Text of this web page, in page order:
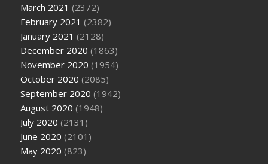
March 2021 (2372)
February 2021 (2382)
January 2021 (2128)
December 2020 (1863)
November 2020 (1954)
October 2020 (2085)
September 2020 (1942)
August 2020 (1948)
July 2020 (2131)
June 2020 (2101)
May 2020 (823)